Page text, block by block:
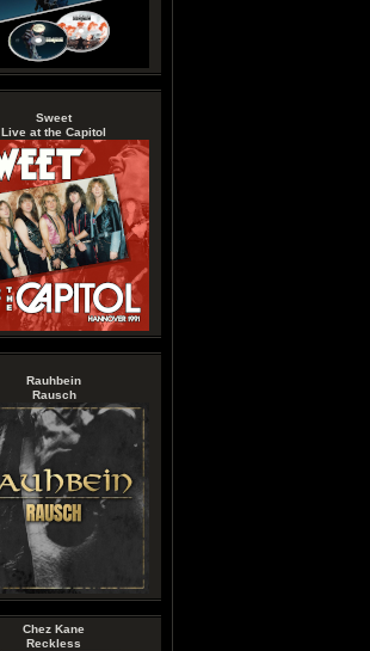
Sweet
Live at the Capitol
Rauhbein
Rausch
Chez Kane
Reckless